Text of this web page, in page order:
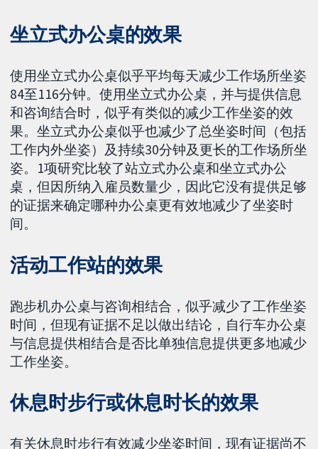
坐立式办公桌的效果
使用坐立式办公桌似乎平均每天减少工作场所坐姿
84至116分钟。使用坐立式办公桌，并与提供信息
和咨询结合时，似乎有类似的减少工作坐姿的效
果。坐立式办公桌似乎也减少了总坐姿时间（包括
工作内外坐姿）及持续30分钟及更长的工作场所坐
姿。1项研究比较了站立式办公桌和坐立式办公
桌，但因所纳入雇员数量少，因此它没有提供足够
的证据来确定哪种办公桌更有效地减少了坐姿时
间。
活动工作站的效果
跑步机办公桌与咨询相结合，似乎减少了工作坐姿
时间，但现有证据不足以做出结论，自行车办公桌
与信息提供相结合是否比单独信息提供更多地减少
工作坐姿。
休息时步行或休息时长的效果
有关休息时步行有效减少坐姿时间，现有证据尚不